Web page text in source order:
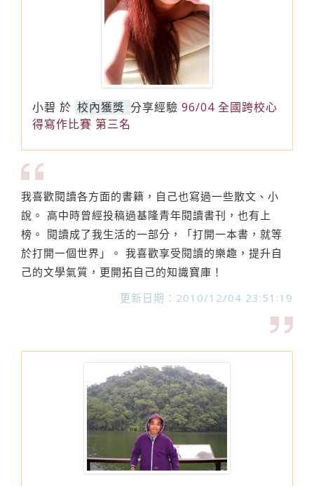
小碧 於 校內獲獎 分享經驗 96/04 全國跨校心
得寫作比賽 第三名
我喜歡閱讀各方面的書籍，自己也寫過一些散文、小
說。 高中時曾經投稿過基隆青年閱讀書刊，也有上
榜。 閱讀成了我生活的一部分，「打開一本書，就等
於打開一個世界」。 我喜歡享受閱讀的樂趣，提升自
己的文學氣質，更開拓自己的知識寶庫！
更新日期：2010/12/04 23:51:19